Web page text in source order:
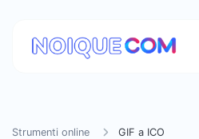
Strumenti online GIF a ICO